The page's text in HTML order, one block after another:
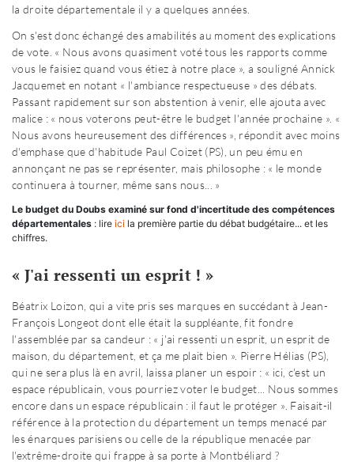
la droite départementale il y a quelques années.
On s'est donc échangé des amabilités au moment des explications
de vote. « Nous avons quasiment voté tous les rapports comme
vous le faisiez quand vous étiez à notre place », a souligné Annick
Jacquemet en notant « l'ambiance respectueuse » des débats.
Passant rapidement sur son abstention à venir, elle ajouta avec
malice : « nous voterons peut-être le budget l'année prochaine ». «
Nous avons heureusement des différences », répondit avec moins
d'emphase que d'habitude Paul Coizet (PS), un peu ému en
annonçant ne pas se représenter, mais philosophe : « le monde
continuera à tourner, même sans nous... »
Le budget du Doubs examiné sur fond d'incertitude des compétences
départementales : lire ici la première partie du débat budgétaire... et les
chiffres.
« J'ai ressenti un esprit ! »
Béatrix Loizon, qui a vite pris ses marques en succédant à Jean-
François Longeot dont elle était la suppléante, fit fondre
l'assemblée par sa candeur : « j'ai ressenti un esprit, un esprit de
maison, du département, et ça me plait bien ». Pierre Hélias (PS),
qui ne sera plus là en avril, laissa planer un espoir : « ici, c'est un
espace républicain, vous pourriez voter le budget... Nous sommes
encore dans un espace républicain : il faut le protéger ». Faisait-il
référence à la protection du département un temps menacé par
les énarques parisiens ou celle de la république menacée par
l'extrême-droite qui frappe à sa porte à Montbéliard ?